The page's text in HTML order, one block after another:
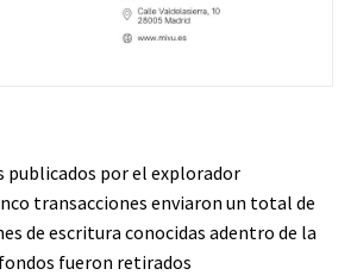
publicados por el explorador
transacciones enviaron un total de
de escritura conocidas adentro de la
fueron retirados